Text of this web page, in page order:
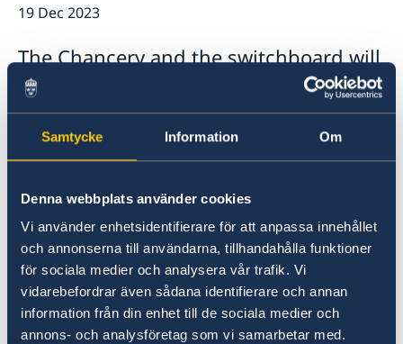
Samtycke Information Om
Denna webbplats använder cookies
Vi använder enhetsidentifierare för att anpassa innehållet
och annonserna till användarna, tillhandahålla funktioner
för sociala medier och analysera vår trafik. Vi
vidarebefordrar även sådana identifierare och annan
information från din enhet till de sociala medier och
annons- och analysföretag som vi samarbetar med.
19 Dec 2023
The Chancery and the switchboard will
be close from 20 December to 21
December. You are welcome to contact
us by email
ambassaden.teheran@gov.se For
questions regarding residence permit
in Sweden, apply for a Schengen visa,
and book an appointment for other
purposes at the Embassy’s migration
section, please send us an email to
ambassaden.teheran-visum@gov.se